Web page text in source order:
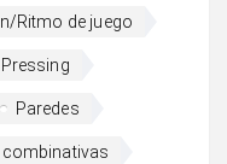
Ritmo de juego
Pressing
Paredes